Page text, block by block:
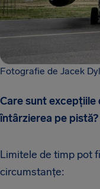
Fotografie de Jacek
Care sunt excepțiile
întârzierea pe pistă?
Limitele de timp pot
circumstanțe: